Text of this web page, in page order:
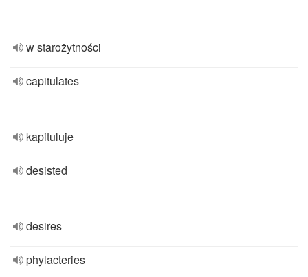
w starożytności
capitulates
kapituluje
desisted
desires
phylacteries